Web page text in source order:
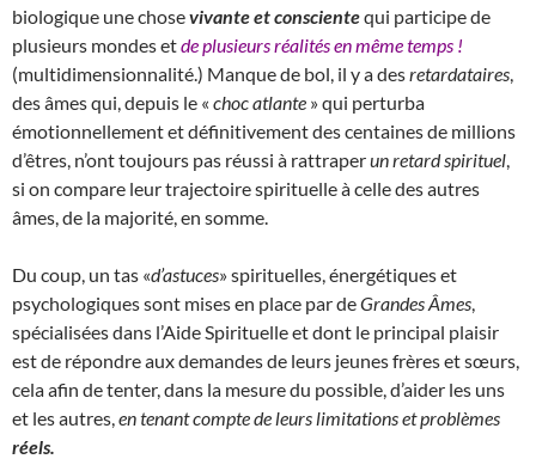
biologique une chosevivante et conscientequi participe de
plusieurs mondes etde plusieurs réalités en même temps !
(multidimensionnalité.) Manque de bol, il y a desretardataires
des âmes qui, depuis le « choc atlante » qui perturba
émotionnellement et définitivement des centaines de millions
d’êtres, n’ont toujours pas réussi à rattraperun retard spirituel
si on compare leur trajectoire spirituelle à celle des autres
âmes, de la majorité, en somme.
Du coup, un tas «d’astuces» spirituelles, énergétiques et
psychologiques sont mises en place par deGrandes Âmes
spécialisées dans l’Aide Spirituelle et dont le principal plaisir
est de répondre aux demandes de leurs jeunes frères et sœurs,
cela afin de tenter, dans la mesure du possible, d’aider les uns
et les autres, en tenant compte de leurs limitations et problèmes
réels.